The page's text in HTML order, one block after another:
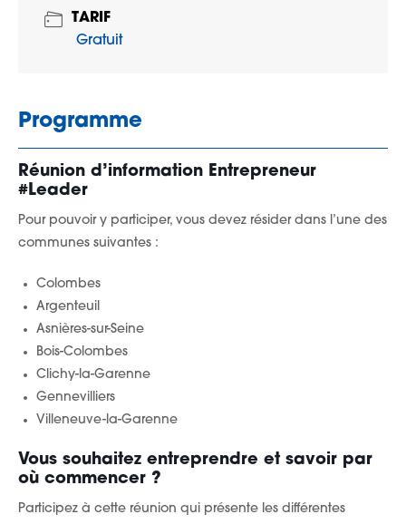
TARIF
Gratuit
Programme
Réunion d’information Entrepreneur
#Leader
Pour pouvoir y participer, vous devez résider dans l’une des
communes suivantes :
Colombes
Argenteuil
Asnières-sur-Seine
Bois-Colombes
Clichy-la-Garenne
Gennevilliers
Villeneuve-la-Garenne
Vous souhaitez entreprendre et savoir par
où commencer ?
Participez à cette réunion qui présente les différentes